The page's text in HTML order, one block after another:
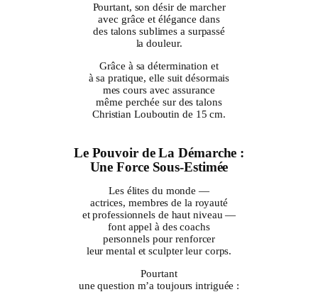
Pourtant, son désir de marcher
avec grâce et élégance dans
des talons sublimes a surpassé
la douleur.
Grâce à sa détermination et
à sa pratique, elle suit désormais
mes cours avec assurance
même perchée sur des talons
Christian Louboutin de 15 cm.
Le Pouvoir de La Démarche :
Une Force Sous-Estimée
Les élites du monde —
actrices, membres de la royauté
et professionnels de haut niveau —
font appel à des coachs
personnels pour renforcer
leur mental et sculpter leur corps.
Pourtant
une question m’a toujours intriguée :